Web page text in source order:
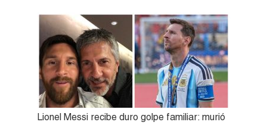
Lionel Messi recibe duro golpe familiar: murió